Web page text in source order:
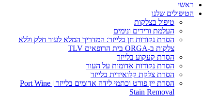
ראשי
הטיפולים שלנו
טיפול בצלקות
העלמת ורידים ונימים
הסרת נקודות חן בלייזר: המדריך המלא לעור חלק וללא
צלקות ב-ORGA בית הרופאים TLV
הסרת קעקוע בלייזר
הסרת נקודות אדומות על העור
הסרת צלקת קלואידית בלייזר
הסרת יין פורט וכתמי לידה אדומים בלייזר | Port Wine
Stain Removal